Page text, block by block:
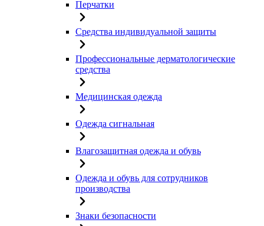
Перчатки
Средства индивидуальной защиты
Профессиональные дерматологические
средства
Медицинская одежда
Одежда сигнальная
Влагозащитная одежда и обувь
Одежда и обувь для сотрудников
производства
Знаки безопасности